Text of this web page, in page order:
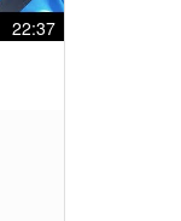
22:37